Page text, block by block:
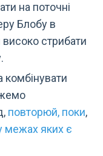
на поточні
Блобу в
високо стрибати
повторюй, поки,
межах яких є